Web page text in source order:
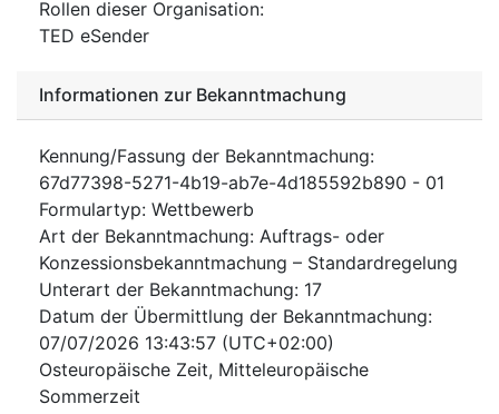
Rollen dieser Organisation:
TED eSender
Informationen zur Bekanntmachung
Kennung/Fassung der Bekanntmachung:
67d77398-5271-4b19-ab7e-4d185592b890 - 01
Formulartyp: Wettbewerb
Art der Bekanntmachung: Auftrags- oder
Konzessionsbekanntmachung – Standardregelung
Unterart der Bekanntmachung: 17
Datum der Übermittlung der Bekanntmachung:
07/07/2026 13:43:57 (UTC+02:00)
Osteuropäische Zeit, Mitteleuropäische
Sommerzeit